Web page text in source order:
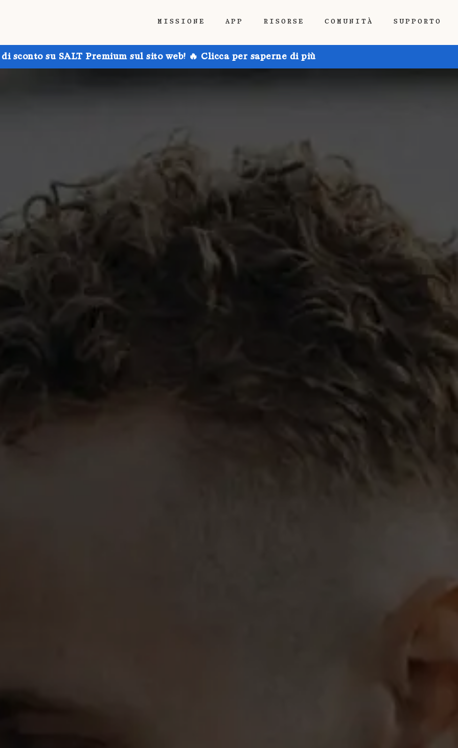
MISSIONE APP RISORSE COMUNITÀ SUPPORTO
sconto su SALT Premium sul sito web! 🔥 Clicca per saperne di più